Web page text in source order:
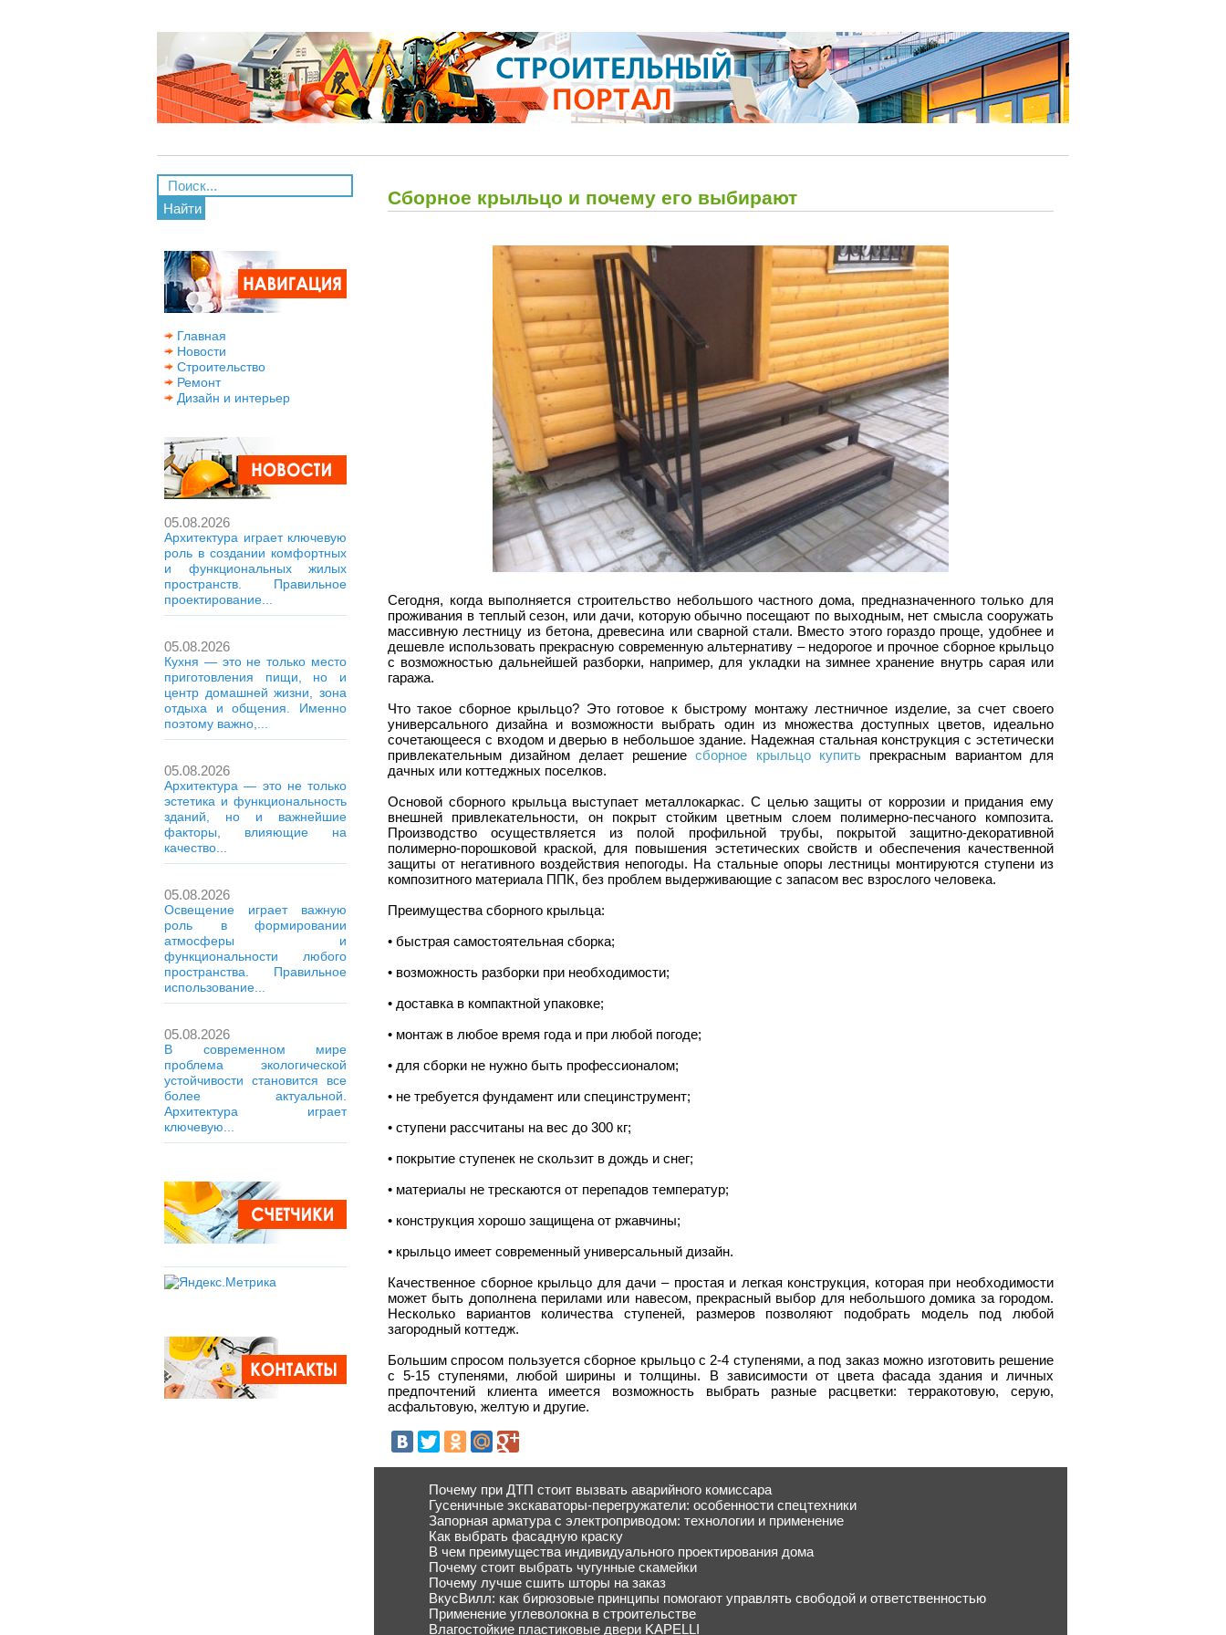
Найти
Главная
Новости
Строительство
Ремонт
Дизайн и интерьер
05.08.2026
Архитектура играет ключевую
роль в создании комфортных
и функциональных жилых
пространств. Правильное
проектирование...
05.08.2026
Кухня — это не только место
приготовления пищи, но и
центр домашней жизни, зона
отдыха и общения. Именно
поэтому важно,...
05.08.2026
Архитектура — это не только
эстетика и функциональность
зданий, но и важнейшие
факторы, влияющие на
качество...
05.08.2026
Освещение играет важную
роль в формировании
атмосферы и
функциональности любого
пространства. Правильное
использование...
05.08.2026
В современном мире
проблема экологической
устойчивости становится все
более актуальной.
Архитектура играет
ключевую...
Сборное крыльцо и почему его выбирают
Сегодня, когда выполняется строительство небольшого частного дома, предназначенного только для
проживания в теплый сезон, или дачи, которую обычно посещают по выходным, нет смысла сооружать
массивную лестницу из бетона, древесина или сварной стали. Вместо этого гораздо проще, удобнее и
дешевле использовать прекрасную современную альтернативу – недорогое и прочное сборное крыльцо
с возможностью дальнейшей разборки, например, для укладки на зимнее хранение внутрь сарая или
гаража.
Что такое сборное крыльцо? Это готовое к быстрому монтажу лестничное изделие, за счет своего
универсального дизайна и возможности выбрать один из множества доступных цветов, идеально
сочетающееся с входом и дверью в небольшое здание. Надежная стальная конструкция с эстетически
привлекательным дизайном делает решениесборное крыльцо купить прекрасным вариантом для
дачных или коттеджных поселков.
Основой сборного крыльца выступает металлокаркас. С целью защиты от коррозии и придания ему
внешней привлекательности, он покрыт стойким цветным слоем полимерно-песчаного композита.
Производство осуществляется из полой профильной трубы, покрытой защитно-декоративной
полимерно-порошковой краской, для повышения эстетических свойств и обеспечения качественной
защиты от негативного воздействия непогоды. На стальные опоры лестницы монтируются ступени из
композитного материала ППК, без проблем выдерживающие с запасом вес взрослого человека.
Преимущества сборного крыльца:
• быстрая самостоятельная сборка;
• возможность разборки при необходимости;
• доставка в компактной упаковке;
• монтаж в любое время года и при любой погоде;
• для сборки не нужно быть профессионалом;
• не требуется фундамент или специнструмент;
• ступени рассчитаны на вес до 300 кг;
• покрытие ступенек не скользит в дождь и снег;
• материалы не трескаются от перепадов температур;
• конструкция хорошо защищена от ржавчины;
• крыльцо имеет современный универсальный дизайн.
Качественное сборное крыльцо для дачи – простая и легкая конструкция, которая при необходимости
может быть дополнена перилами или навесом, прекрасный выбор для небольшого домика за городом.
Несколько вариантов количества ступеней, размеров позволяют подобрать модель под любой
загородный коттедж.
Большим спросом пользуется сборное крыльцо с 2-4 ступенями, а под заказ можно изготовить решение
с 5-15 ступенями, любой ширины и толщины. В зависимости от цвета фасада здания и личных
предпочтений клиента имеется возможность выбрать разные расцветки: терракотовую, серую,
асфальтовую, желтую и другие.
Почему при ДТП стоит вызвать аварийного комиссара
Гусеничные экскаваторы-перегружатели: особенности спецтехники
Запорная арматура с электроприводом: технологии и применение
Как выбрать фасадную краску
В чем преимущества индивидуального проектирования дома
Почему стоит выбрать чугунные скамейки
Почему лучше сшить шторы на заказ
ВкусВилл: как бирюзовые принципы помогают управлять свободой и ответственностью
Применение углеволокна в строительстве
Влагостойкие пластиковые двери KAPELLI